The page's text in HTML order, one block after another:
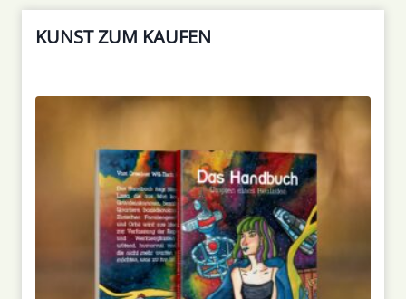
KUNST ZUM KAUFEN